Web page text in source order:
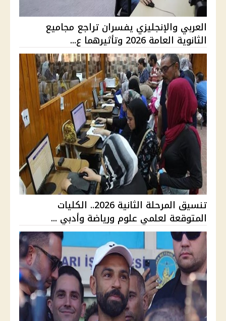
العربي والإنجليزي يفسران تراجع مجاميع
الثانوية العامة 2026 وتأثيرهما ع...
تنسيق المرحلة الثانية 2026.. الكليات
المتوقعة لعلمي علوم ورياضة وأدبي ...